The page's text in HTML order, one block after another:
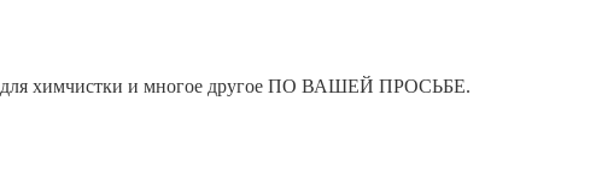
для химчистки и многое другое ПО ВАШЕЙ ПРОСЬБЕ.